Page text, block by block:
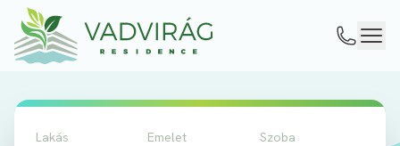
Lakás Emelet Szoba